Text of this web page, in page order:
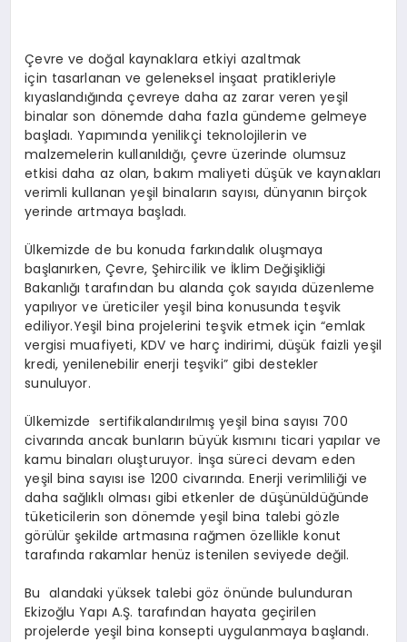
Çevre ve doğal kaynaklara etkiyi azaltmak
için tasarlanan ve geleneksel inşaat pratikleriyle
kıyaslandığında çevreye daha az zarar veren yeşil
binalar son dönemde daha fazla gündeme gelmeye
başladı. Yapımında yenilikçi teknolojilerin ve
malzemelerin kullanıldığı, çevre üzerinde olumsuz
etkisi daha az olan, bakım maliyeti düşük ve kaynakları
verimli kullanan yeşil binaların sayısı, dünyanın birçok
yerinde artmaya başladı.
Ülkemizde de bu konuda farkındalık oluşmaya
başlanırken, Çevre, Şehircilik ve İklim Değişikliği
Bakanlığı tarafından bu alanda çok sayıda düzenleme
yapılıyor ve üreticiler yeşil bina konusunda teşvik
ediliyor.Yeşil bina projelerini teşvik etmek için “emlak
vergisi muafiyeti, KDV ve harç indirimi, düşük faizli yeşil
kredi, yenilenebilir enerji teşviki” gibi destekler
sunuluyor.
Ülkemizde sertifikalandırılmış yeşil bina sayısı 700
civarında ancak bunların büyük kısmını ticari yapılar ve
kamu binaları oluşturuyor. İnşa süreci devam eden
yeşil bina sayısı ise 1200 civarında. Enerji verimliliği ve
daha sağlıklı olması gibi etkenler de düşünüldüğünde
tüketicilerin son dönemde yeşil bina talebi gözle
görülür şekilde artmasına rağmen özellikle konut
tarafında rakamlar henüz istenilen seviyede değil.
Bu alandaki yüksek talebi göz önünde bulunduran
Ekizoğlu Yapı A.Ş. tarafından hayata geçirilen
projelerde yeşil bina konsepti uygulanmaya başlandı.